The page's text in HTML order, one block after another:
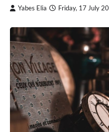
Yabes Elia Friday, 17 July